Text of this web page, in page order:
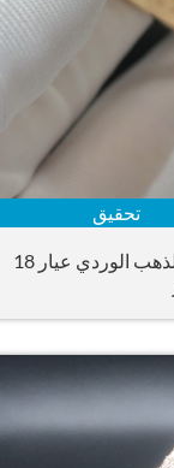
تحقيق
سوار الحب كارتييه مخصص مصنوع من الذهب الوردي عيار 18